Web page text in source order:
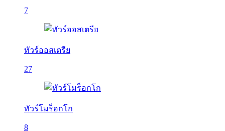
7
ทัวร์ออสเตรีย
27
ทัวร์โมร็อกโก
8